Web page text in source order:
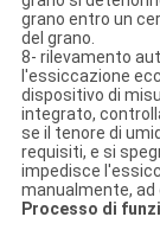
grano entro un
del grano.
8- rilevamento
l'essiccazione
dispositivo di
integrato,
se il tenore di
requisiti, e si
impedisce
manualmente, ad
Processo di